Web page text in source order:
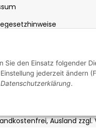
Sie den Einsatz folgender
jederzeit ändern
Datenschutzerklärung.
Ausland